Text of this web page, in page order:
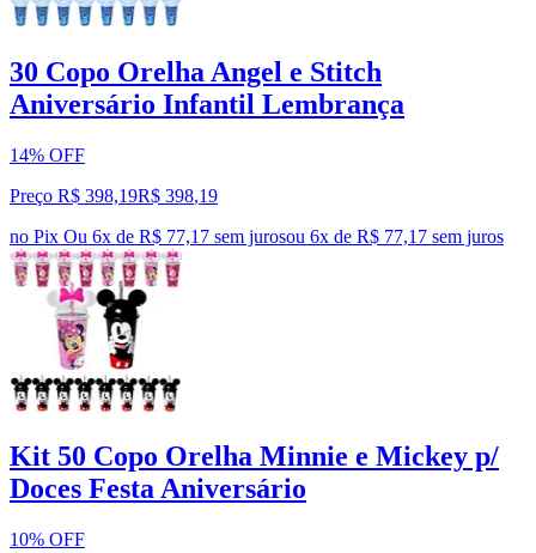
30 Copo Orelha Angel e Stitch
Aniversário Infantil Lembrança
14% OFF
Preço R$ 398,19R$ 398,19
no Pix Ou 6x de R$ 77,17 sem jurosou 6x de R$ 77,17 sem juros
Kit 50 Copo Orelha Minnie e Mickey p/
Doces Festa Aniversário
10% OFF